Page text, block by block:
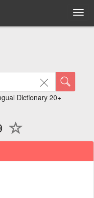
Dictionary 20+